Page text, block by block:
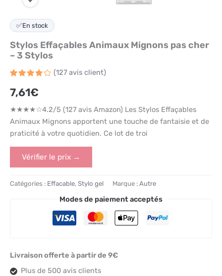
✅En stock
Stylos Effaçables Animaux Mignons pas cher
– 3 Stylos
4.2sur
5 basé
notations
client
(127avis client)
7,61€
★★★★☆4.2/5 (127 avis Amazon) Les Stylos Effaçables
Animaux Mignons apportent une touche de fantaisie et de
praticité à votre quotidien. Ce lot de troi
Vérifier le prix →
Catégories : Effacable, Stylo gel Marque : Autre
Modes de paiement acceptés
Livraison offerte à partir de 9€
Plus de 500 avis clients